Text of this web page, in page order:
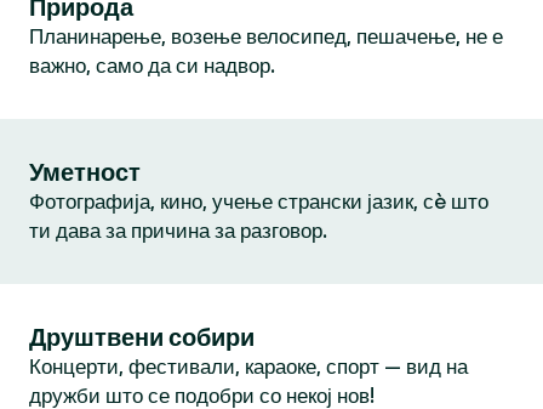
Природа
Планинарење, возење велосипед, пешачење, не е
важно, само да си надвор.
Уметност
Фотографија, кино, учење странски јазик, сè што
ти дава за причина за разговор.
Друштвени собири
Концерти, фестивали, караоке, спорт — вид на
дружби што се подобри со некој нов!